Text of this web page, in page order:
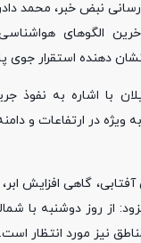
رسانی نبض خبر، محمد
الگوهای
دهنده استقرار جوی
با اشاره به نفوذ
ویژه در ارتفاعات و
گاهی افزایش
از روز دوشنبه با
نیز مورد انتظار است.